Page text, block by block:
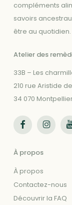
compléments
savoirs
être au quotidien.
Atelier des
33B – Les
210 rue Aristide
34 070
Suivez-nous sur FacebookSuivez-nous sur
À propos
À propos
Contactez-nous
Découvrir la FAQ